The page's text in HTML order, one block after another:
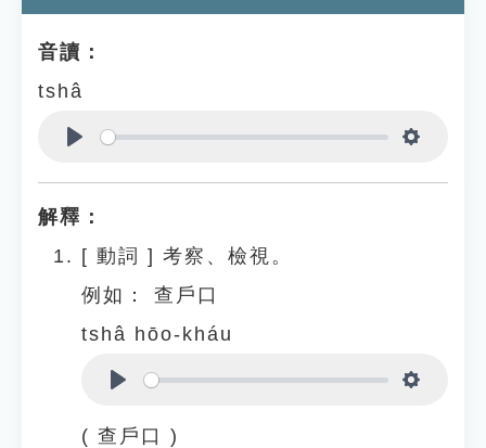
音讀：
tshâ
解釋：
[ 動詞 ] 考察、檢視。
例如：
查戶口
tshâ hōo-kháu
( 查戶口 )